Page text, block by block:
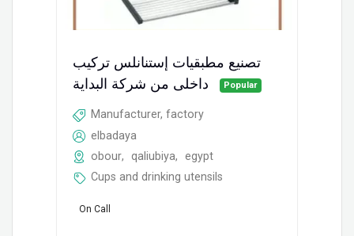
تصنيع مطبقيات إستنانلس تركيب
داخلى من شركة البداية
Popular
Manufacturer, factory
elbadaya
obour, qaliubiya,
egypt
Cups and drinking utensils
On Call